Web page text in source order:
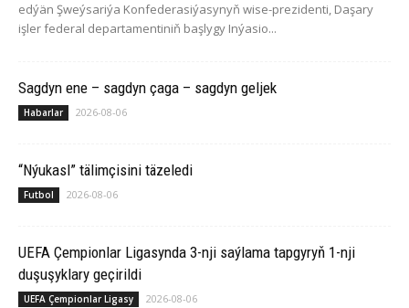
edýän Şweýsariýa Konfederasiýasynyň wise-prezidenti, Daşary
işler federal departamentiniň başlygy Inýasio...
Sagdyn ene – sagdyn çaga – sagdyn geljek
Habarlar 2026-08-06
“Nýukasl” tälimçisini täzeledi
Futbol 2026-08-06
UEFA Çempionlar Ligasynda 3-nji saýlama tapgyryň 1-nji
duşuşyklary geçirildi
UEFA Çempionlar Ligasy 2026-08-06